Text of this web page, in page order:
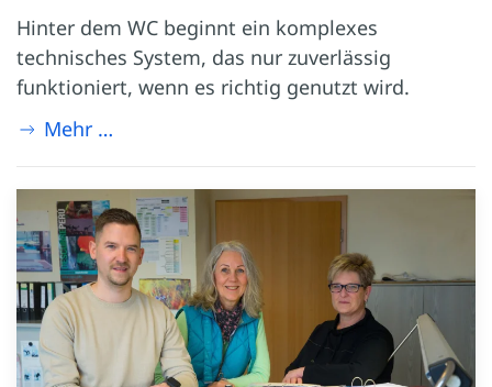
Hinter dem WC beginnt ein komplexes
technisches System, das nur zuverlässig
funktioniert, wenn es richtig genutzt wird.
Mehr …